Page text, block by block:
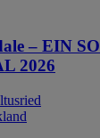
– EIN
2026